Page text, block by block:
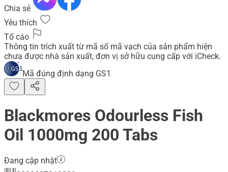
Chia sẻ
Yêu thích
Tố cáo
Thông tin trích xuất từ mã số mã vạch của sản phẩm hiện
chưa được nhà sản xuất, đơn vị sở hữu cung cấp với iCheck.
Mã đúng định dạng GS1
Blackmores Odourless Fish
Oil 1000mg 200 Tabs
Đang cập nhật